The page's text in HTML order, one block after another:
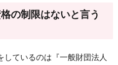
の制限はないと言う
ているのは『一般財団法人